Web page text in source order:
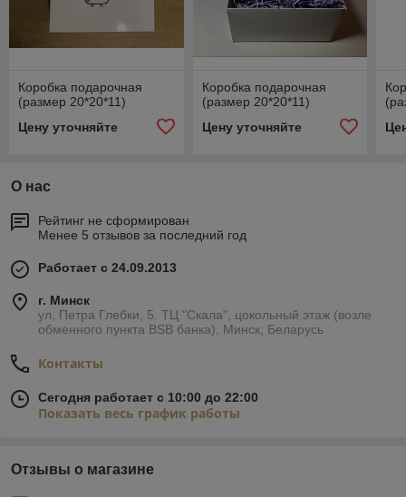
Коробка подарочная
(размер 20*20*11)
Цену уточняйте
Коробка подарочная
(размер 20*20*11)
Цену уточняйте
О нас
Рейтинг не сформирован
Менее 5 отзывов за последний год
Работает с 24.09.2013
г. Минск
ул, Петра Глебки, 5. ТЦ "Скала", цокольный этаж (возле
обменного пункта BSB банка), Минск, Беларусь
Контакты
Сегодня работает с 10:00 до 22:00
Показать весь график работы
Отзывы о магазине